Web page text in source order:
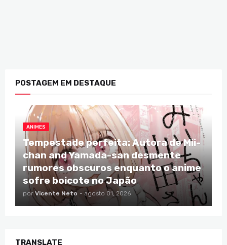
POSTAGEM EM DESTAQUE
ANIMES
Tempestade perfeita: Autora de Mii-
chan and Yamada-san desmente
rumores obscuros enquanto o anime
sofre boicote no Japão
por Vicente Neto - agosto 01, 2026
TRANSLATE